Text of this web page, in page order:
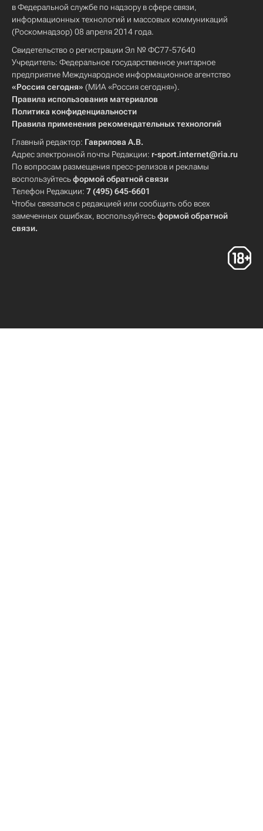
в Федеральной службе по надзору в сфере связи,
информационных технологий и массовых коммуникаций
(Роскомнадзор) 08 апреля 2014 года.
Свидетельство о регистрации Эл № ФС77-57640
Учредитель: Федеральное государственное унитарное
предприятие Международное информационное агентство
«Россия сегодня» (МИА «Россия сегодня»).
Правила использования материалов
Политика конфиденциальности
Правила применения рекомендательных технологий
Главный редактор: Гаврилова А.В.
Адрес электронной почты Редакции: r-sport.internet@ria.ru
По вопросам размещения пресс-релизов и рекламы
воспользуйтесьформой обратной связи
Телефон Редакции: 7 (495) 645-6601
Чтобы связаться с редакцией или сообщить обо всех
замеченных ошибках, воспользуйтесьформой обратной
связи.